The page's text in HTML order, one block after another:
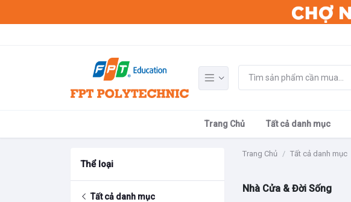
Trang Chủ Tất cả danh mục
Thể loại
Tất cả danh mục
Trang Chủ Tất cả danh mục
Nhà Cửa & Đời Sống